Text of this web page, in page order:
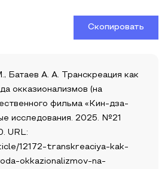
Скопировать
Батаев А. А. Транскреация как
окказионализмов (на
фильма «Кин-дза-
исследования. 2025. №21
URL:
12172-transkreaciya-kak-
okkazionalizmov-na-